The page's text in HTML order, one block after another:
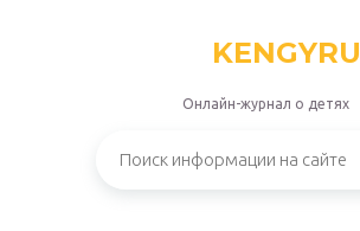
KENGYRU
Онлайн-журнал о детях